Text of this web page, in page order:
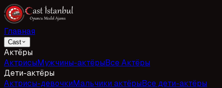
Главная
Cast
Актёры
АктрисыМужчины-актёрыВсе Актёры
Дети-актёры
Актрисы-девочкиМальчики актёрыВсе дети-актёры